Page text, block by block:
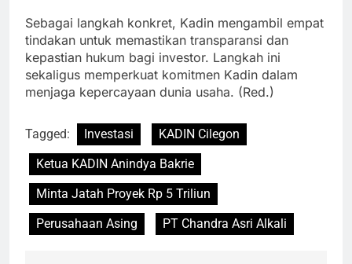
Sebagai langkah konkret, Kadin mengambil empat
tindakan untuk memastikan transparansi dan
kepastian hukum bagi investor. Langkah ini
sekaligus memperkuat komitmen Kadin dalam
menjaga kepercayaan dunia usaha. (Red.)
Tagged: Investasi
KADIN Cilegon
Ketua KADIN Anindya Bakrie
Minta Jatah Proyek Rp 5 Triliun
Perusahaan Asing
PT Chandra Asri Alkali